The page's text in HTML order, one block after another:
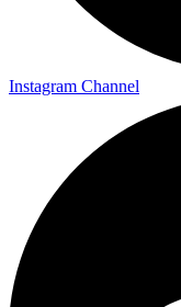
Instagram Channel